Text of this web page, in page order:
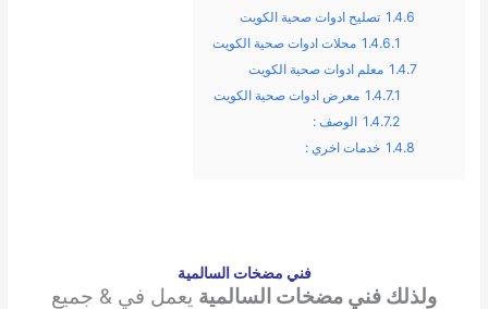
1.4.6 تصليح ادوات صحية الكويت
1.4.6.1 محلات ادوات صحية الكويت
1.4.7 معلم ادوات صحية الكويت
1.4.7.1 معرض ادوات صحية الكويت
1.4.7.2 الوصف :
1.4.8 خدمات اخري :
فني مضخات السالمية
ولذلك فني مضخات السالمية يعمل في & جميع